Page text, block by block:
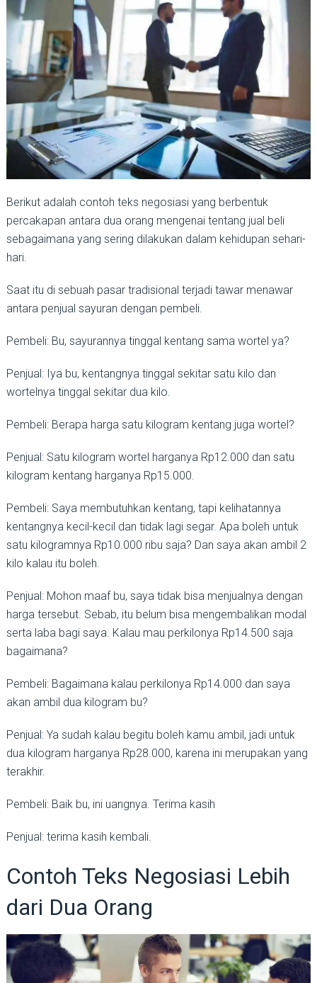
Berikut adalah contoh teks negosiasi yang berbentuk
percakapan antara dua orang mengenai tentang jual beli
sebagaimana yang sering dilakukan dalam kehidupan sehari-
hari.
Saat itu di sebuah pasar tradisional terjadi tawar menawar
antara penjual sayuran dengan pembeli.
Pembeli: Bu, sayurannya tinggal kentang sama wortel ya?
Penjual: Iya bu, kentangnya tinggal sekitar satu kilo dan
wortelnya tinggal sekitar dua kilo.
Pembeli: Berapa harga satu kilogram kentang juga wortel?
Penjual: Satu kilogram wortel harganya Rp12.000 dan satu
kilogram kentang harganya Rp15.000.
Pembeli: Saya membutuhkan kentang, tapi kelihatannya
kentangnya kecil-kecil dan tidak lagi segar. Apa boleh untuk
satu kilogramnya Rp10.000 ribu saja? Dan saya akan ambil 2
kilo kalau itu boleh.
Penjual: Mohon maaf bu, saya tidak bisa menjualnya dengan
harga tersebut. Sebab, itu belum bisa mengembalikan modal
serta laba bagi saya. Kalau mau perkilonya Rp14.500 saja
bagaimana?
Pembeli: Bagaimana kalau perkilonya Rp14.000 dan saya
akan ambil dua kilogram bu?
Penjual: Ya sudah kalau begitu boleh kamu ambil, jadi untuk
dua kilogram harganya Rp28.000, karena ini merupakan yang
terakhir.
Pembeli: Baik bu, ini uangnya. Terima kasih
Penjual: terima kasih kembali.
Contoh Teks Negosiasi Lebih
dari Dua Orang